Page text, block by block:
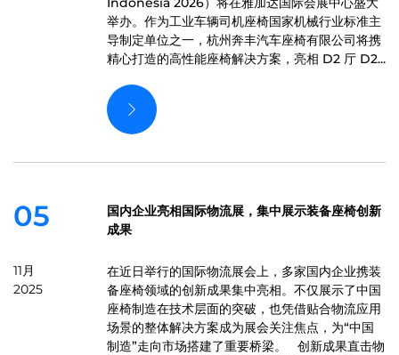
举办。作为工业车辆司机座椅国家机械行业标准主
导制定单位之一，杭州奔丰汽车座椅有限公司将携
精心打造的高性能座椅解决方案，亮相 D2 厅 D2...
05
11月
2025
国内企业亮相国际物流展，集中展示装备座椅创新
成果
在近日举行的国际物流展会上，多家国内企业携装
备座椅领域的创新成果集中亮相。不仅展示了中国
座椅制造在技术层面的突破，也凭借贴合物流应用
场景的整体解决方案成为展会关注焦点，为“中国
制造”走向市场搭建了重要桥梁。 创新成果直击物